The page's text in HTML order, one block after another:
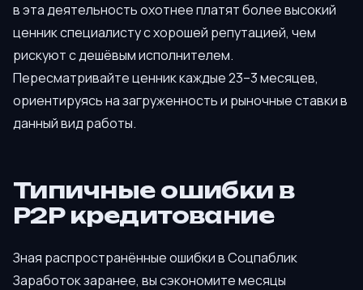
в эта деятельность охотнее платят более высокий
ценник специалисту с хорошей репутацией, чем
рискуют с дешёвым исполнителем.
Пересматривайте ценник каждые 23–3 месяцев,
ориентируясь на загруженность и рыночные ставки в
данный вид работы.
Типичные ошибки в
P2P кредитование
Зная распространённые ошибки в Соцпаблик
Заработок заранее, вы сэкономите месяцы